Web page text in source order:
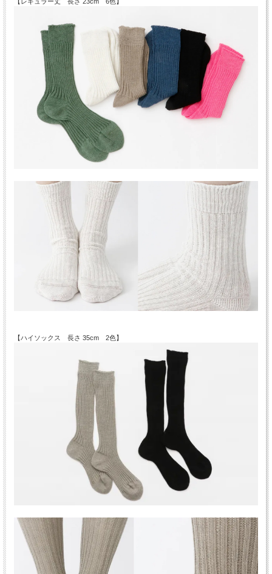
【ハイソックス 長さ 35cm 2色】